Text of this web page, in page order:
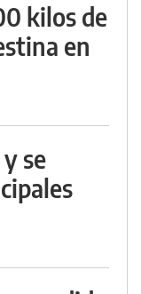
kilos de
en
se